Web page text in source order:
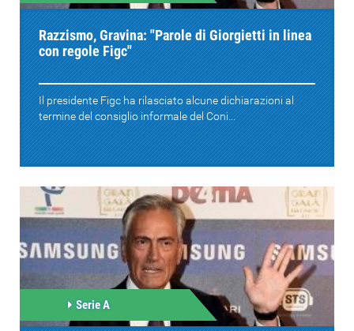
Razzismo, Gravina: "Parole di Giorgietti in linea
con regole Figc"
Il presidente Figc ha rilasciato alcune dichiarazioni al
termine del consiglio informale del Coni...
Serie A